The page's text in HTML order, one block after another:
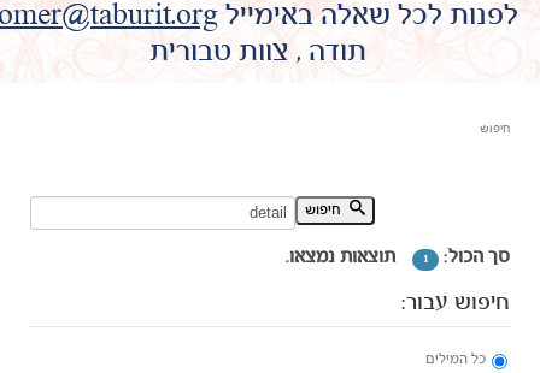
לפנות לכל שאלה באימייל
תודה , צוות טבורית
חיפוש
חיפוש מילת מפתח:
סך הכול: 1 תוצאות נמצאו.
חיפוש עבור:
כל המילים